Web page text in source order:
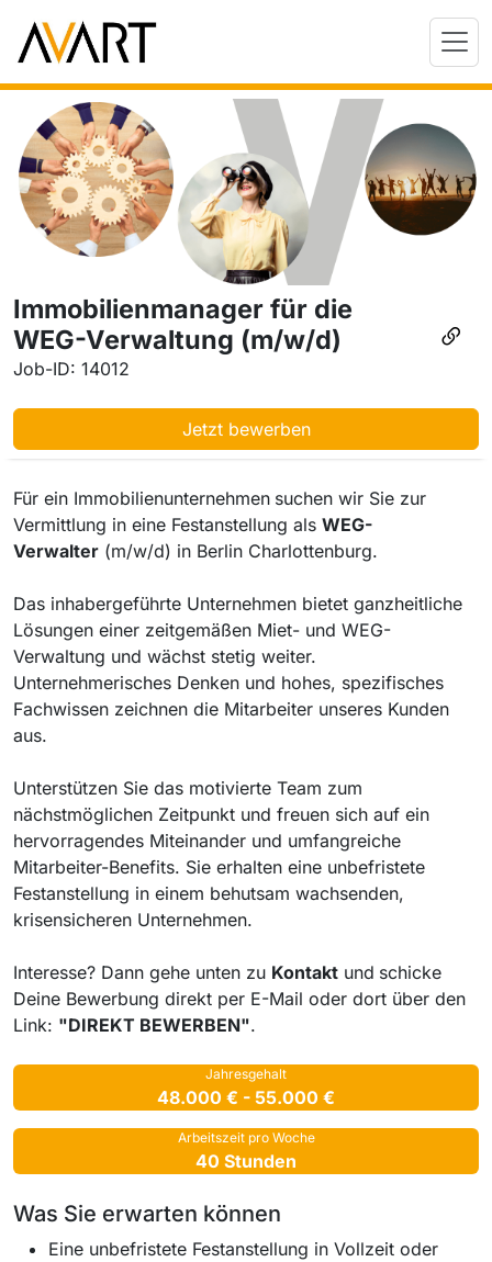
Immobilienmanager für die
WEG-Verwaltung (m/w/d)
Job-ID: 14012
Jetzt bewerben
Für ein Immobilienunternehmen suchen wir Sie zur
Vermittlung in eine Festanstellung als WEG-
Verwalter (m/w/d) in Berlin Charlottenburg.
Das inhabergeführte Unternehmen bietet ganzheitliche
Lösungen einer zeitgemäßen Miet- und WEG-
Verwaltung und wächst stetig weiter.
Unternehmerisches Denken und hohes, spezifisches
Fachwissen zeichnen die Mitarbeiter unseres Kunden
aus.
Unterstützen Sie das motivierte Team zum
nächstmöglichen Zeitpunkt und freuen sich auf ein
hervorragendes Miteinander und umfangreiche
Mitarbeiter-Benefits. Sie erhalten eine unbefristete
Festanstellung in einem behutsam wachsenden,
krisensicheren Unternehmen.
Interesse? Dann gehe unten zu Kontakt und schicke
Deine Bewerbung direkt per E-Mail oder dort über den
Link: "DIREKT BEWERBEN".
Jahresgehalt
48.000 € - 55.000 €
Arbeitszeit pro Woche
40 Stunden
Was Sie erwarten können
Eine unbefristete Festanstellung in Vollzeit oder